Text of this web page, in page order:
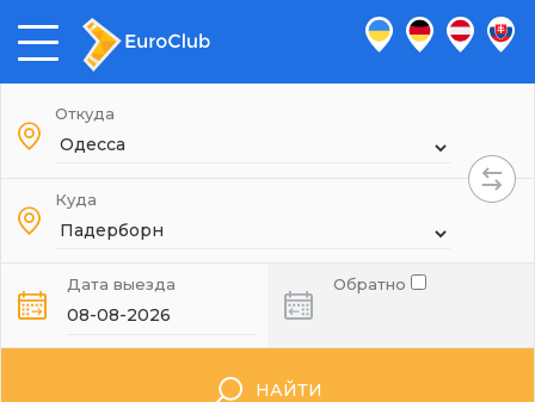
Откуда
Куда
Дата выезда Обратно
НАЙТИ